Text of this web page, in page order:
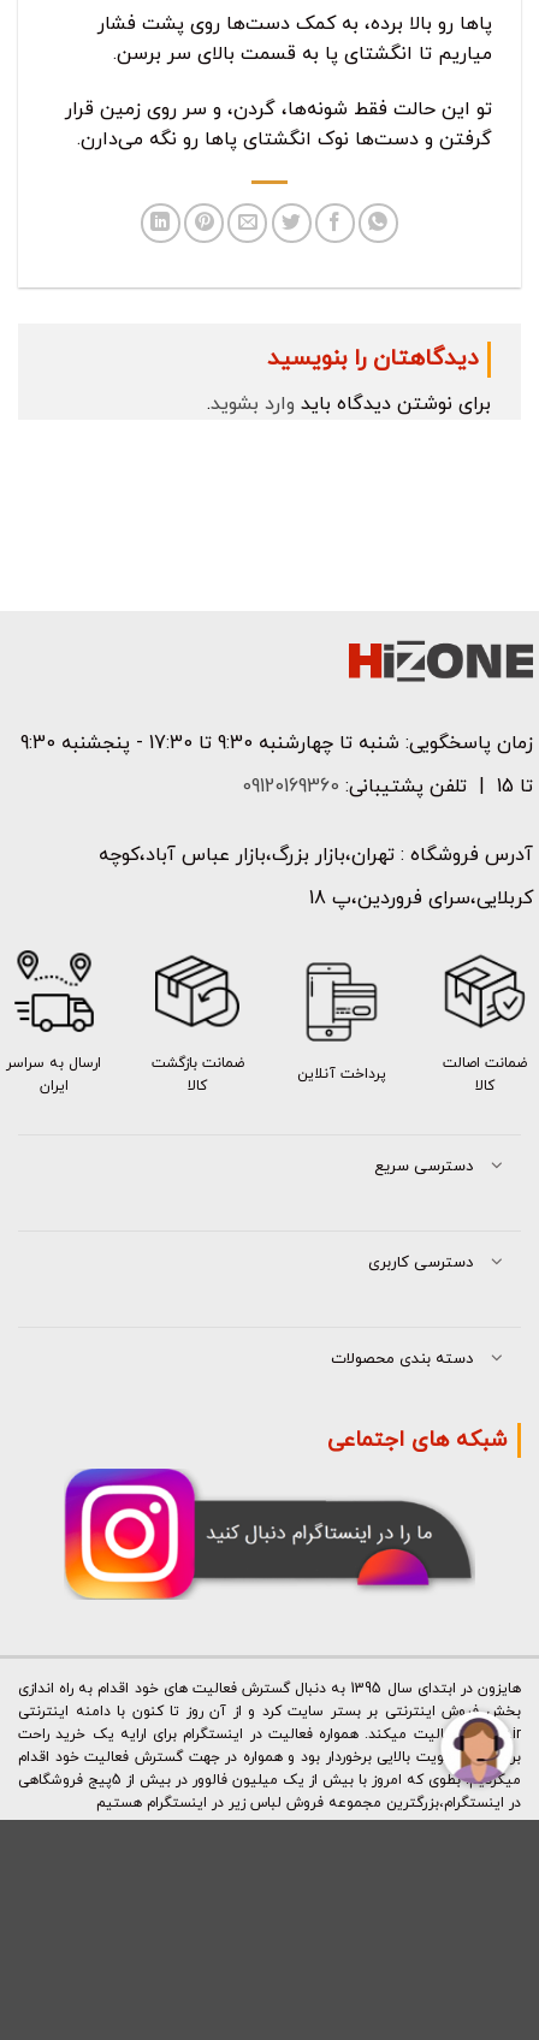
پاها رو بالا برده، به کمک دست‌ها روی پشت فشار
میاریم تا انگشتای پا به قسمت بالای سر برسن.
تو این حالت فقط شونه‌ها، گردن، و سر روی زمین قرار
گرفتن و دست‌ها نوک انگشتای پاها رو نگه می‌دارن.
دیدگاهتان را بنویسید
برای نوشتن دیدگاه باید وارد بشوید.
زمان پاسخگویی: شنبه تا چهارشنبه 9:30 تا 17:30 - پنجشنبه 9:30
تا 15 | تلفن پشتیبانی:
09120169360
آدرس فروشگاه : تهران،بازار بزرگ،بازار عباس آباد،کوچه
کربلایی،سرای فروردین،پ 18
ضمانت اصالت
کالا
پرداخت آنلاین
ضمانت بازگشت
کالا
ارسال به سراسر
ایران
دسترسی سریع
دسترسی کاربری
دسته بندی محصولات
شبکه های اجتماعی
هایزون در ابتدای سال 1395 به دنبال گسترش فعالیت های خود اقدام به راه اندازی
بخش فروش اینترنتی بر بستر سایت کرد و از آن روز تا کنون با دامنه اینترنتی
hizone.ir فعالیت میکند. همواره فعالیت در اینستگرام برای ارایه یک خرید راحت
برای ما از اولویت بالایی برخوردار بود و همواره در جهت گسترش فعالیت خود اقدام
میکردیم. بطوی که امروز با بیش از یک میلیون فالوور در بیش از 5پیج فروشگاهی
در اینستگرام،بزرگترین مجموعه فروش لباس زیر در اینستگرام هستیم